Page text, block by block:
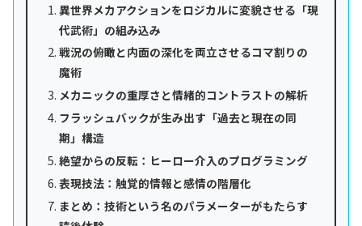
異世界メカアクションをロジカルに変貌させる「現
代武術」の組み込み
戦況の俯瞰と内面の深化を両立させるコマ割りの
魔術
メカニックの重厚さと情緒的コントラストの解析
フラッシュバックが生み出す「過去と現在の同
期」構造
絶望からの反転：ヒーロー介入のプログラミング
表現技法：触覚的情報と感情の階層化
まとめ：技術という名のパラメーターがもたらす